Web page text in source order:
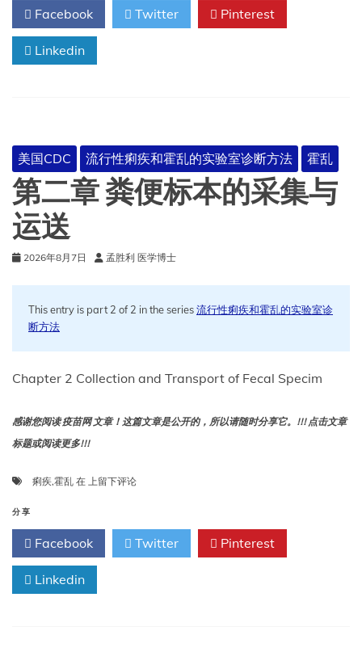
室
检
测
Facebook Twitter Pinterest
Linkedin
美国CDC 流行性痢疾和霍乱的实验室诊断方法 霍乱
第二章 粪便标本的采集与
运送
2026年8月7日 孟胜利 医学博士
This entry is part 2 of 2 in the series流行性痢疾和霍乱的实验室诊
断方法
Chapter 2 Collection and Transport of Fecal Specim
感谢您阅读 疫苗网 文章！这篇文章是公开的，所以请随时分享它。!!! 点击文章
标题或阅读更多!!!
痢疾,霍乱 在 第
粪
便
标
的
上留下评论
分享
Facebook Twitter Pinterest
Linkedin